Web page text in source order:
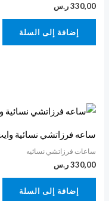
330,00 ر.س
إضافة إلى السلة
ساعه فرزاتشي نسائية
ساعات فرزاتشي نسائيه
330,00 ر.س
إضافة إلى السلة